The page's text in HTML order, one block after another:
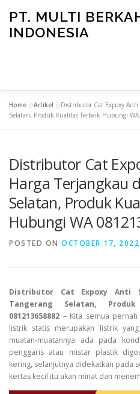
content
PT. MULTI
INDONESIA
CONTACT
Home »Artikel »Distributor Cat Expoxy Anti
Selatan, Produk Kualitas Terbaik Hubungi
Distributor Cat
Harga Terjangkau
Selatan, Produk
Hubungi WA
POSTED ON OCTOBER 17, 2022
Distributor Cat Expoxy Anti
Tangerang Selatan,
081213658882 – Kita semua
listrik statis merupakan listrik
muatan-muatannya ada pada
penggaris atau mistar plastik
kering, selanjutnya didekatkan pada
kertas kecil itu akan minat dan